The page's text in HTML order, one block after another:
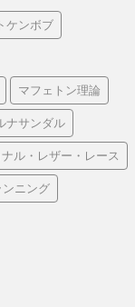
ケンボブ
マフェトン理論
ナサンダル
ル・レザー・レース
ンニング